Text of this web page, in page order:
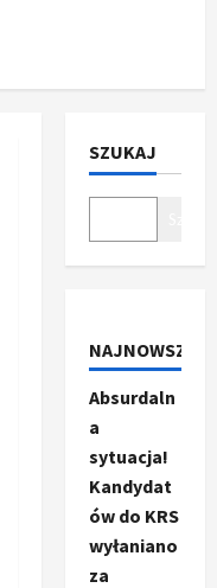
SZUKAJ
NAJNOWSZE
Absurdaln
a
sytuacja!
Kandydat
ów do KRS
wyłaniano
za